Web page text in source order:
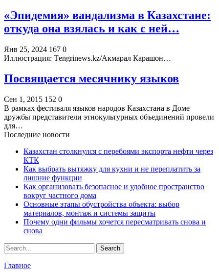
«Эпидемия» вандализма в Казахстане:
откуда она взялась и как с ней…
Янв 25, 2024 167 0
Иллюстрация: Тengrinews.kz/Акмарал Карашон…
Посвящается месячнику языков
Сен 1, 2015 152 0
В рамках фестиваля языков народов Казахстана в Доме
дружбы представители этнокультурных объединений провели
для…
Последние новости
Казахстан столкнулся с перебоями экспорта нефти через
КТК
Как выбрать вытяжку для кухни и не переплатить за
лишние функции
Как организовать безопасное и удобное пространство
вокруг частного дома
Основные этапы обустройства объекта: выбор
материалов, монтаж и системы защиты
Почему одни фильмы хочется пересматривать снова и
снова
Главное